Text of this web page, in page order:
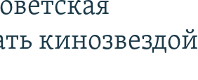
кинозвездой